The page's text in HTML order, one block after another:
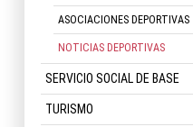
ASOCIACIONES DEPORTIVAS
NOTICIAS DEPORTIVAS
SERVICIO SOCIAL DE BASE
TURISMO